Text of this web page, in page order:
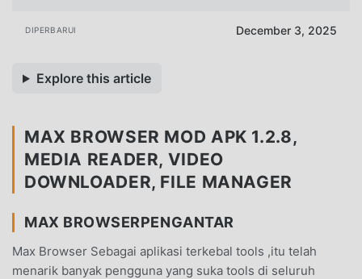
DIPERBARUI December 3, 2025
Explore this article
MAX BROWSER MOD APK 1.2.8,
MEDIA READER, VIDEO
DOWNLOADER, FILE MANAGER
MAX BROWSERPENGANTAR
Max Browser Sebagai aplikasi terkebal tools ,itu telah
menarik banyak pengguna yang suka tools di seluruh